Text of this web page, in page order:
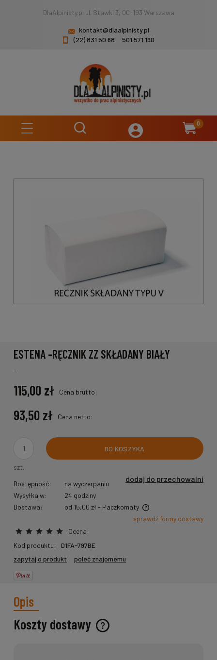
DlaAlpinisty.pl ul. Stawki 3, 00-193 Warszawa
kontakt@dlaalpinisty.pl
(22) 831 50 68
501 571 190
ESTENA -RĘCZNIK ZZ SKŁADANY BIAŁY
-
Cena brutto:
115,00 zł
Cena netto:
93,50 zł
szt.
DO KOSZYKA
dodaj do przechowalni
Dostępność:
na wyczerpaniu
Wysyłka w:
24 godziny
Dostawa:
od 15,00 zł - Paczkomaty
Cena nie zawiera ewentualnych kosztów płatnościsprawdź formy dostawy
Ocena:
Kod produktu:
D1FA-797BE
zapytaj o produkt
poleć znajomemu
Opis
Koszty dostawy
Cena nie zawiera ewentualnych kosztów płatności